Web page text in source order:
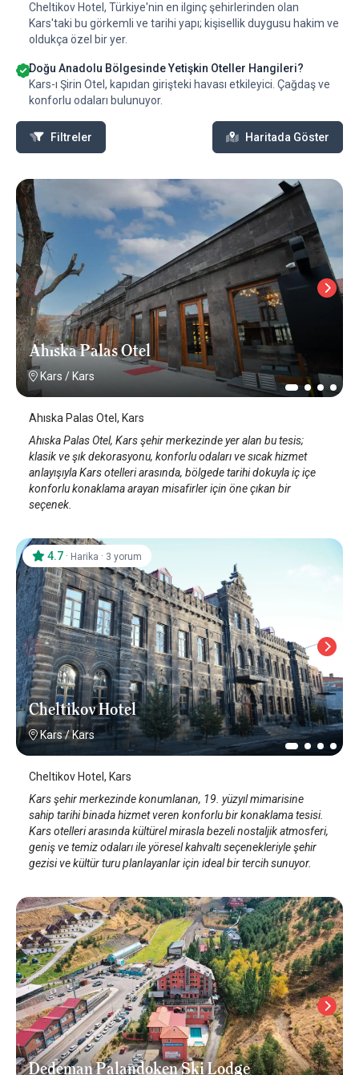
Cheltikov Hotel, Türkiye'nin en ilginç şehirlerinden olan
Kars'taki bu görkemli ve tarihi yapı; kişisellik duygusu hakim ve
oldukça özel bir yer.
Doğu Anadolu Bölgesinde Yetişkin Oteller Hangileri?
Kars-ı Şirin Otel, kapıdan girişteki havası etkileyici. Çağdaş ve
konforlu odaları bulunuyor.
Filtreler Haritada Göster
Ahıska Palas Otel
Kars / Kars
Ahıska Palas Otel, Kars
Ahıska Palas Otel, Kars şehir merkezinde yer alan bu tesis;
klasik ve şık dekorasyonu, konforlu odaları ve sıcak hizmet
anlayışıyla Kars otelleri arasında, bölgede tarihi dokuyla iç içe
konforlu konaklama arayan misafirler için öne çıkan bir
seçenek.
Cheltikov Hotel
Kars/Kars
4.7 · Harika · 3 yorum
Cheltikov Hotel, Kars
Kars şehir merkezinde konumlanan, 19. yüzyıl mimarisine
sahip tarihi binada hizmet veren konforlu bir konaklama tesisi.
Kars otelleri arasında kültürel mirasla bezeli nostaljik atmosferi,
geniş ve temiz odaları ile yöresel kahvaltı seçenekleriyle şehir
gezisi ve kültür turu planlayanlar için ideal bir tercih sunuyor.
Dedeman Palandoken Ski Lodge